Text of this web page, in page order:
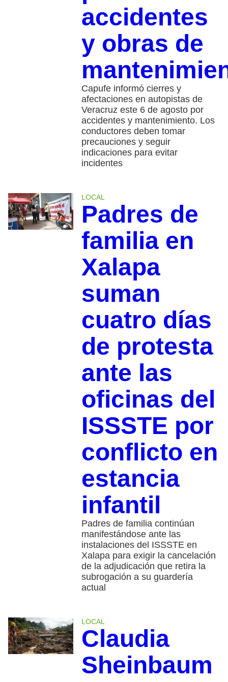
accidentes
y obras de
Capufe informó cierres y
afectaciones en autopistas de
Veracruz este 6 de agosto por
accidentes y mantenimiento. Los
conductores deben tomar
precauciones y seguir
indicaciones para evitar
incidentes
LOCAL
Padres de
familia en
Xalapa
suman
cuatro días
de protesta
ante las
oficinas del
ISSSTE por
conflicto en
estancia
infantil
Padres de familia continúan
manifestándose ante las
instalaciones del ISSSTE en
Xalapa para exigir la cancelación
de la adjudicación que retira la
subrogación a su guardería
actual
LOCAL
Claudia
Sheinbaum